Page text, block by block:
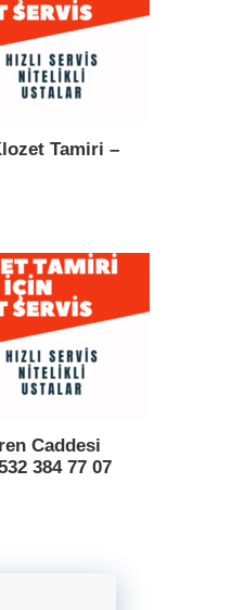
Tamiri –
Caddesi
384 77 07